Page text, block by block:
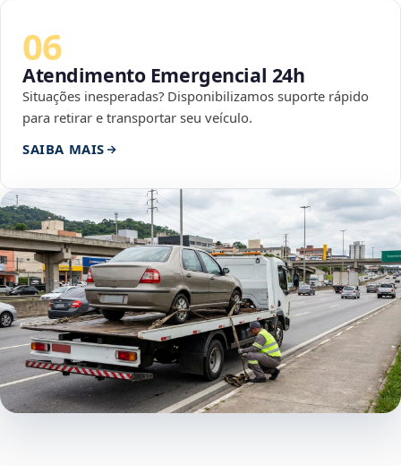
06
Atendimento Emergencial 24h
Situações inesperadas? Disponibilizamos suporte rápido
para retirar e transportar seu veículo.
SAIBA MAIS